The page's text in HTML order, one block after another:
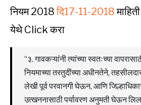
नियम 2018दि17-11-2018
येथे Click करा
“३. गावकऱ्यांनी त्यांच्या स्वतःच्या
नियमाच्या तरतुदींच्या अधीनतेने,
लेखी पूर्व परवानगी घेऊन, आणि
उत्खननासाठी पर्यावरण अनुमती घेऊन